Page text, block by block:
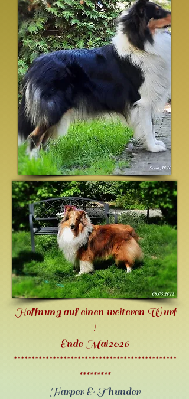
Hoffnung auf einen weiteren Wurf
!
Ende Mai2026
**********************************************
*********
Harper & Thunder